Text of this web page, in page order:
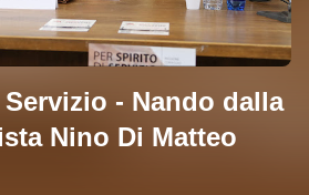
- Nando dalla
Nino Di Matteo